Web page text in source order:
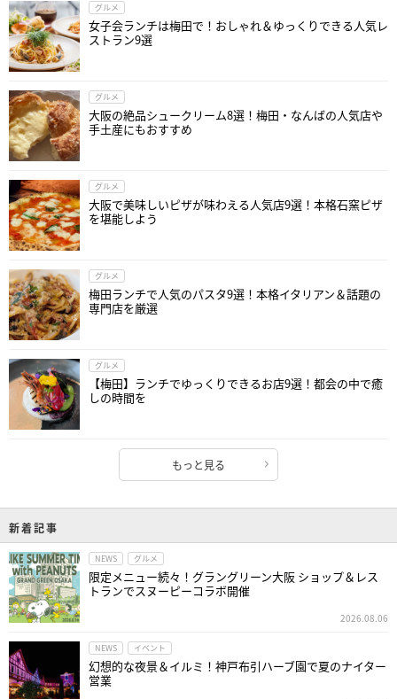
グルメ
女子会ランチは梅田で！おしゃれ＆ゆっくりできる人気レ
ストラン9選
グルメ
大阪の絶品シュークリーム8選！梅田・なんばの人気店や
手土産にもおすすめ
グルメ
大阪で美味しいピザが味わえる人気店9選！本格石窯ピザ
を堪能しよう
グルメ
梅田ランチで人気のパスタ9選！本格イタリアン＆話題の
専門店を厳選
グルメ
【梅田】ランチでゆっくりできるお店9選！都会の中で癒
しの時間を
もっと見る
新着記事
NEWS グルメ
限定メニュー続々！グラングリーン大阪 ショップ＆レス
トランでスヌーピーコラボ開催
2026.08.06
NEWS イベント
幻想的な夜景＆イルミ！神戸布引ハーブ園で夏のナイター
営業